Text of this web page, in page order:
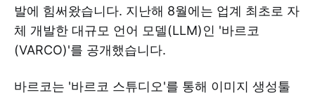
발에 힘써왔습니다. 지난해 8월에는 업계 최초로 자
체 개발한 대규모 언어 모델(LLM)인 '바르코
(VARCO)'를 공개했습니다.
바르코는 '바르코 스튜디오'를 통해 이미지 생성툴